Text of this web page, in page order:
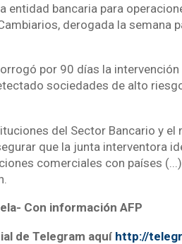
entidad bancaria para
derogada la semana
por 90 días la
sociedades de alto
del Sector Bancario y
que la junta interventora
comerciales con países
Con información AFP
de Telegram aquí http://